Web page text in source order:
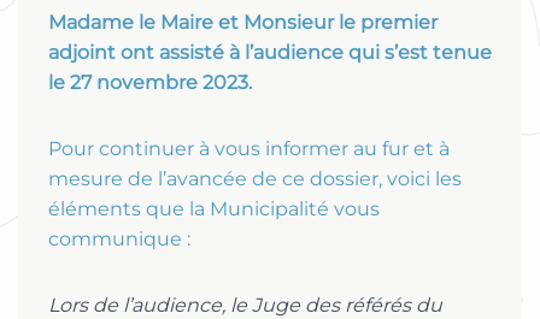
Madame le Maire et Monsieur le premier
adjoint ont assisté à l’audience qui s’est tenue
le 27 novembre 2023.
Pour continuer à vous informer au fur et à
mesure de l’avancée de ce dossier, voici les
éléments que la Municipalité vous
communique :
Lors de l’audience, le Juge des référés du